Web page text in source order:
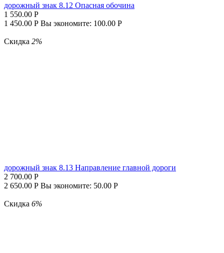
дорожный знак 8.12 Опасная обочина
1 550.00 Р
1 450.00 Р Вы экономите: 100.00 Р
Скидка 2%
дорожный знак 8.13 Направление главной дороги
2 700.00 Р
2 650.00 Р Вы экономите: 50.00 Р
Скидка 6%